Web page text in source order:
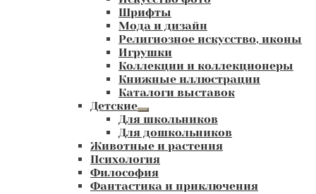
Шрифты
Мода и дизайн
Религиозное искусство, иконы
Игрушки
Коллекции и коллекционеры
Книжные иллюстрации
Каталоги выставок
Детские
Развернутое
вложенное
меню
Для школьников
Для дошкольников
Животные и растения
Психология
Философия
Фантастика и приключения